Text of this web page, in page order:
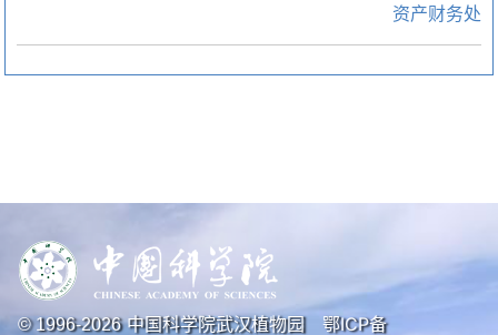
资产财务处
© 1996-2026中国科学院武汉植物园 鄂ICP备